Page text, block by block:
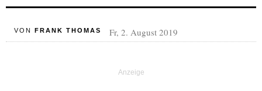
VON FRANK THOMAS Fr, 2. August 2019